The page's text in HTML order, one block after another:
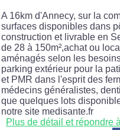
A 16km d'Annecy, sur la
surfaces disponibles dans
construction et livrable en
de 28 à 150m²,achat ou
aménagés selon les
parking extérieur pour la
et PMR dans l'esprit des
médecins généralistes,
que quelques lots
notre site medisante.fr
Plus de détail et répondre